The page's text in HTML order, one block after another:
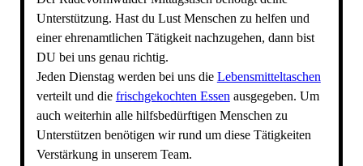
Unterstützung. Hast du Lust Menschen zu helfen und
einer ehrenamtlichen Tätigkeit nachzugehen, dann bist
DU bei uns genau richtig.
Jeden Dienstag werden bei uns die Lebensmitteltaschen
verteilt und die frischgekochten Essen ausgegeben. Um
auch weiterhin alle hilfsbedürftigen Menschen zu
Unterstützen benötigen wir rund um diese Tätigkeiten
Verstärkung in unserem Team.